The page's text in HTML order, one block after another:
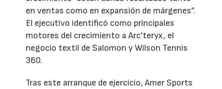
en ventas como en expansión de márgenes”.
El ejecutivo identificó como principales
motores del crecimiento a Arc’teryx, el
negocio textil de Salomon y Wilson Tennis
360.
Tras este arranque de ejercicio, Amer Sports